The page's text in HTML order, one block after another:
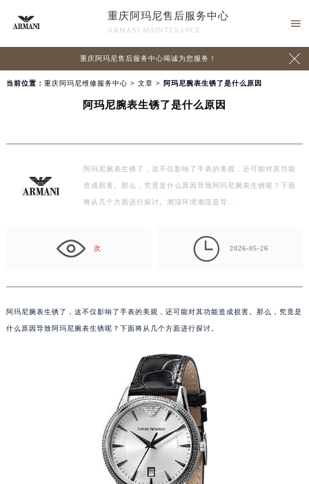
重庆阿玛尼售后服务中心
ARMANI MAINTENANCE

重庆阿玛尼售后服务中心竭诚为您服务！ 
当前位置： 重庆阿玛尼维修服务中心 > 文章 > 阿玛尼腕表生锈了是什么原因
阿玛尼腕表生锈了是什么原因
阿玛尼腕表生锈了，这不仅影响了手表的美观，还可能对其功能
造成损害。那么，究竟是什么原因导致阿玛尼腕表生锈呢？下面
将从几个方面进行探讨。潮湿环境潮湿是导…
次  2026-05-26
阿玛尼腕表生锈了，这不仅影响了手表的美观，还可能对其功能造成损害。那么，究竟是
什么原因导致阿玛尼腕表生锈呢？下面将从几个方面进行探讨。